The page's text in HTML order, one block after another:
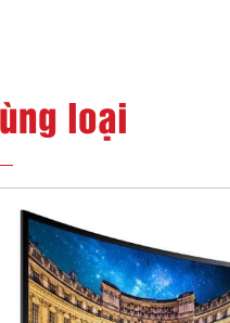
loại